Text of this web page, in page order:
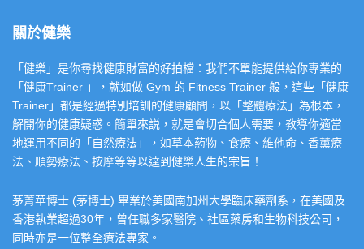
關於健樂
「健樂」是你尋找健康財富的好拍檔：我們不單能提供給你專業的
「健康Trainer 」，就如做 Gym 的 Fitness Trainer 般，這些「健康
Trainer」都是經過特別培訓的健康顧問，以「整體療法」為根本，
解開你的健康疑惑。簡單來説，就是會切合個人需要，教導你適當
地運用不同的「自然療法」，如草本葯物、食療、維他命、香薰療
法、順勢療法、按摩等等以達到健樂人生的宗旨！
茅菁華博士 (茅博士) 畢業於美國南加州大學臨床藥劑系，在美國及
香港執業超過30年，曾任職多家醫院、社區藥房和生物科技公司，
同時亦是一位整全療法專家。